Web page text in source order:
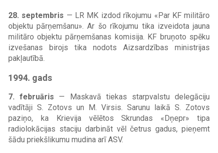
28. septembris — LR MK izdod rīkojumu «Par KF militāro
objektu pārņemšanu». Ar šo rīkojumu tika izveidota jauna
militāro objektu pārņemšanas komisija. KF bruņoto spēku
izvešanas birojs tika nodots Aizsardzības ministrijas
pakļautībā.
1994. gads
7. februāris — Maskavā tiekas starpvalstu delegāciju
vadītāji S. Zotovs un M. Virsis. Sarunu laikā S. Zotovs
paziņo, ka Krievija vēlētos Skrundas «Dņepr» tipa
radiolokācijas staciju darbināt vēl četrus gadus, pieņemt
šādu priekšlikumu mudina arī ASV.